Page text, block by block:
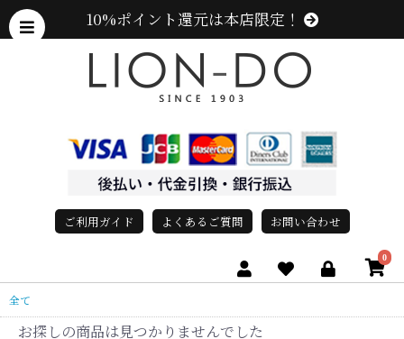
10%ポイント還元は本店限定！
ご利用ガイド よくあるご質問 お問い合わせ
0
全て
お探しの商品は見つかりませんでした